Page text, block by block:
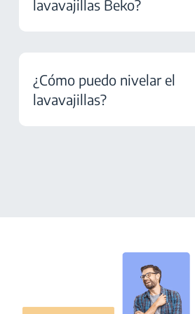
lavavajillas Beko?
¿Cómo puedo nivelar el
lavavajillas?